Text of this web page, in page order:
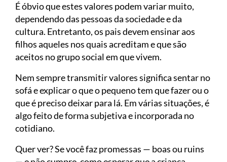
É óbvio que estes valores podem variar muito,
dependendo das pessoas da sociedade e da
cultura. Entretanto, os pais devem ensinar aos
filhos aqueles nos quais acreditam e que são
aceitos no grupo social em que vivem.
Nem sempre transmitir valores significa sentar no
sofá e explicar o que o pequeno tem que fazer ou o
que é preciso deixar para lá. Em várias situações, é
algo feito de forma subjetiva e incorporada no
cotidiano.
Quer ver? Se você faz promessas — boas ou ruins